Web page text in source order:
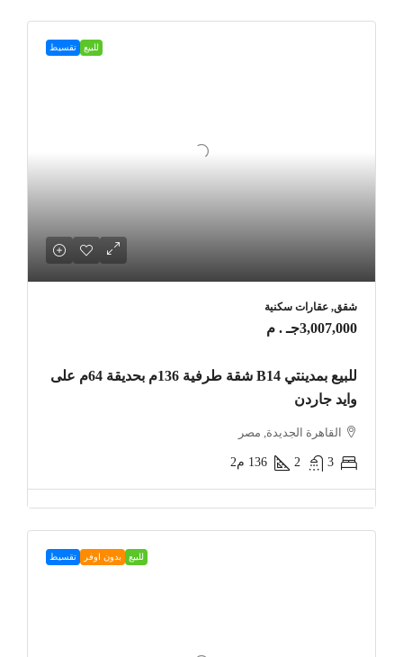
للبيع تقسيط
شقق, عقارات سكنية
3,007,000جـ . م
للبيع بمدينتي B14 شقة طرفية 136م بحديقة 64م على
وايد جاردن
القاهرة الجديدة, مصر
3
2
136 م2
للبيع بدون اوفر تقسيط